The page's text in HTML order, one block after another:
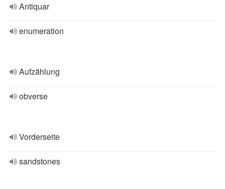
Antiquar
enumeration
Aufzählung
obverse
Vorderseite
sandstones